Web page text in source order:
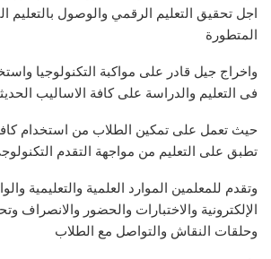
اجل تحقيق التعليم الرقمي والوصول بالتعليم
المتطورة
واخراج جيل قادر على مواكبة التكنولوجيا
فى التعليم والدراسة على كافة الاساليب
حيث تعمل على تمكين الطلاب من استخدام
تطبق على التعليم من مواجهة التقدم
وتقدم للمعلمين الموارد العلمية والتعليمية
الإلكترونية والاختبارات والحضور والانصراف
وحلقات النقاش والتواصل مع الطلاب